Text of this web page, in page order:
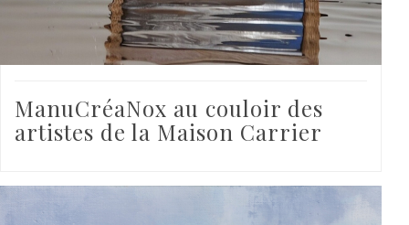
ManuCréaNox au couloir des
artistes de la Maison Carrier